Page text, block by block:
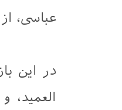
عباسی،
در این
العمید،